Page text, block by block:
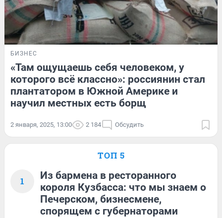
БИЗНЕС
«Там ощущаешь себя человеком, у
которого всё классно»: россиянин стал
плантатором в Южной Америке и
научил местных есть борщ
2 января, 2025, 13:00 2 184 Обсудить
ТОП 5
1
Из бармена в ресторанного
короля Кузбасса: что мы знаем о
Печерском, бизнесмене,
спорящем с губернаторами